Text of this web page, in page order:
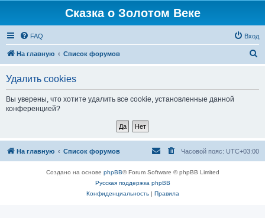
Сказка о Золотом Веке
FAQ Вход
На главную Список форумов
Удалить cookies
Вы уверены, что хотите удалить все cookie, установленные данной
конференцией?
На главную Список форумов Часовой пояс: UTC+03:00
Создано на основе phpBB® Forum Software © phpBB Limited
Русская поддержка phpBB
Конфиденциальность| Правила